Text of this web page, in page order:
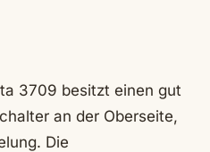
3709 besitzt einen gut
an der Oberseite,
Die